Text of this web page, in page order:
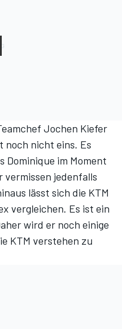
Jochen Kiefer
noch nicht eins. Es
Dominique im Moment
jedenfalls
lässt sich die KTM
vergleichen. Es ist ein
wird er noch einige
KTM verstehen zu